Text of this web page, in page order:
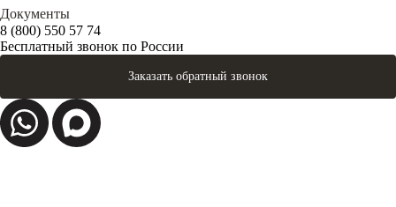
Документы
8 (800) 550 57 74
Бесплатный звонок по России
Заказать обратный звонок